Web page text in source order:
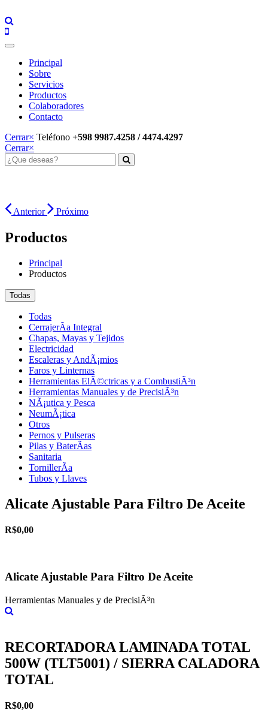
Principal
Sobre
Servicios
Productos
Colaboradores
Contacto
Cerrar× Teléfono +598 9987.4258 / 4474.4297
Cerrar×
Anterior Próximo
Productos
Principal
Productos
Todas
Todas
CerrajerÃ­a Integral
Chapas, Mayas y Tejidos
Electricidad
Escaleras y AndÃ¡mios
Faros y Linternas
Herramientas ElÃ©ctricas y a CombustiÃ³n
Herramientas Manuales y de PrecisiÃ³n
NÃ¡utica y Pesca
NeumÃ¡tica
Otros
Pernos y Pulseras
Pilas y BaterÃ­as
Sanitaria
TornillerÃ­a
Tubos y Llaves
Alicate Ajustable Para Filtro De Aceite
R$0,00
Alicate Ajustable Para Filtro De Aceite
Herramientas Manuales y de PrecisiÃ³n
RECORTADORA LAMINADA TOTAL
500W (TLT5001) / SIERRA CALADORA
TOTAL
R$0,00